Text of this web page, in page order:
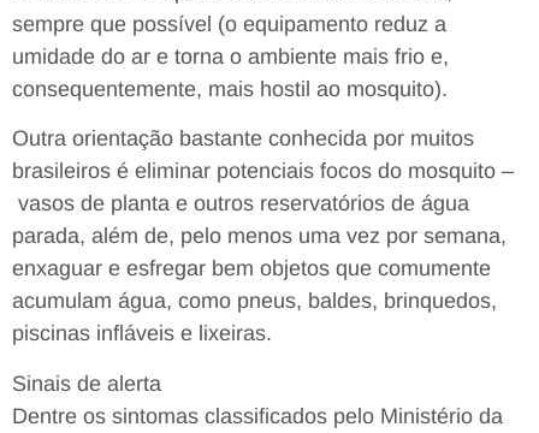
sempre que possível (o equipamento reduz a
umidade do ar e torna o ambiente mais frio e,
consequentemente, mais hostil ao mosquito).
Outra orientação bastante conhecida por muitos
brasileiros é eliminar potenciais focos do mosquito –
vasos de planta e outros reservatórios de água
parada, além de, pelo menos uma vez por semana,
enxaguar e esfregar bem objetos que comumente
acumulam água, como pneus, baldes, brinquedos,
piscinas infláveis e lixeiras.
Sinais de alerta
Dentre os sintomas classificados pelo Ministério da